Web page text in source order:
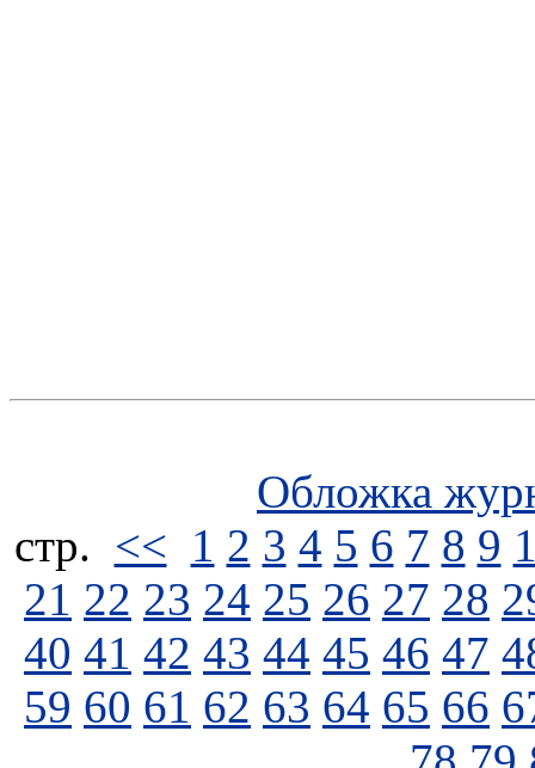
Обложка
стp. << 1 2 3 4 5 6 7 8 9
21 22 23 24 25 26 27 28
40 41 42 43 44 45 46 47
59 60 61 62 63 64 65 66